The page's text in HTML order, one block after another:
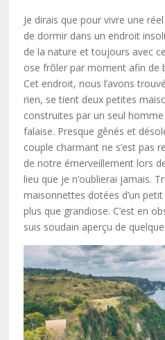
Je dirais que pour vivre une
de dormir dans un endroit
de la nature et toujours avec
ose frôler par moment afin de
Cet endroit, nous l’avons
rien, se tient deux petites
construites par un seul
falaise. Presque gênés et
couple charmant ne s’est pas
de notre émerveillement lors
lieu que je n’oublierai jamais.
maisonnettes dotées d’un
plus que grandiose. C’est en
suis soudain aperçu de